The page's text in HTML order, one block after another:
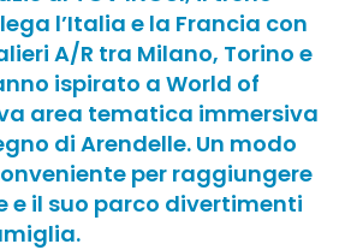
l’Italia e la Francia con
A/R tra Milano, Torino e
ispirato a World of
area tematica immersiva
di Arendelle. Un modo
per raggiungere
e il suo parco divertimenti